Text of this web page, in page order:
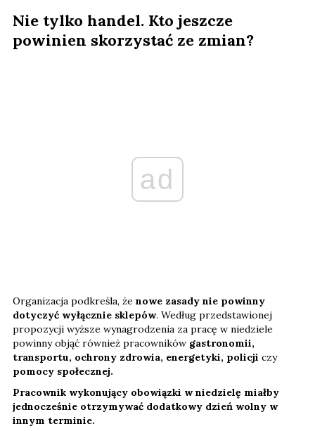
Nie tylko handel. Kto jeszcze
powinien skorzystać ze zmian?
ad
Organizacja podkreśla, że nowe zasady nie powinny
dotyczyć wyłącznie sklepów. Według przedstawionej
propozycji wyższe wynagrodzenia za pracę w niedziele
powinny objąć również pracowników gastronomii,
transportu, ochrony zdrowia, energetyki, policji czy
pomocy społecznej.
Pracownik wykonujący obowiązki w niedzielę miałby
jednocześnie otrzymywać dodatkowy dzień wolny w
innym terminie.